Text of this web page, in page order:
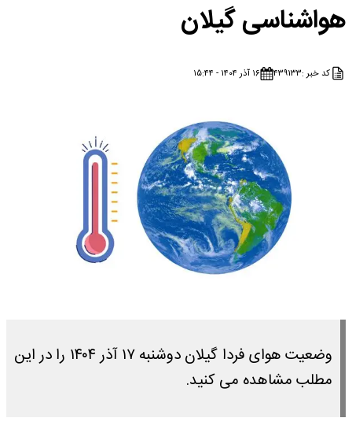
هواشناسی گیلان
کد خبر :۴۳۹۱۳۳ ۱۶ آذر ۱۴۰۴ - ۱۵:۴۴
وضعیت هوای فردا گیلان دوشنبه ۱۷ آذر ۱۴۰۴ را در این
مطلب مشاهده می کنید.